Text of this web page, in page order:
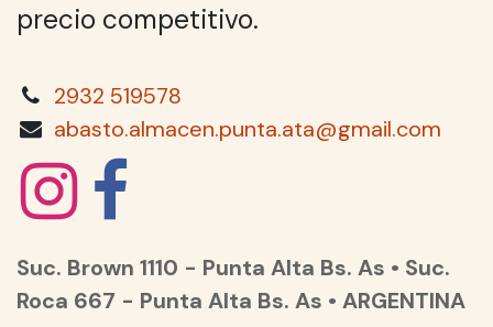
precio competitivo.
2932 519578
abasto.almacen.punta.ata@gmail.com
Suc. Brown 1110 - Punta Alta Bs. As • Suc.
Roca 667 - Punta Alta Bs. As • ARGENTINA